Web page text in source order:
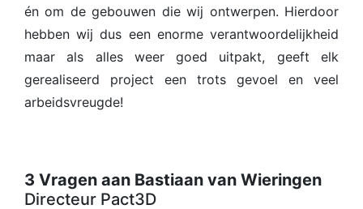
én om de gebouwen die wij ontwerpen. Hierdoor
hebben wij dus een enorme verantwoordelijkheid
maar als alles weer goed uitpakt, geeft elk
gerealiseerd project een trots gevoel en veel
arbeidsvreugde!
3 Vragen aan Bastiaan van Wieringen
Directeur Pact3D